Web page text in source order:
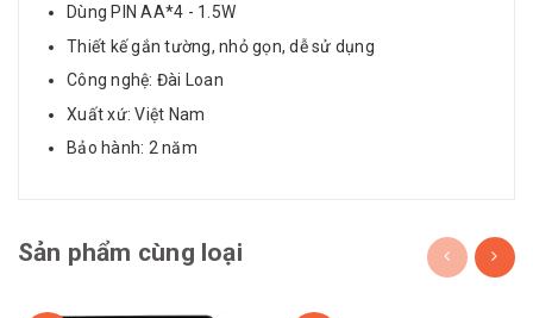
Dùng PIN AA*4 - 1.5W
Thiết kế gắn tường, nhỏ gọn, dễ sử dụng
Công nghệ: Đài Loan
Xuất xứ: Việt Nam
Bảo hành: 2 năm
Sản phẩm cùng loại